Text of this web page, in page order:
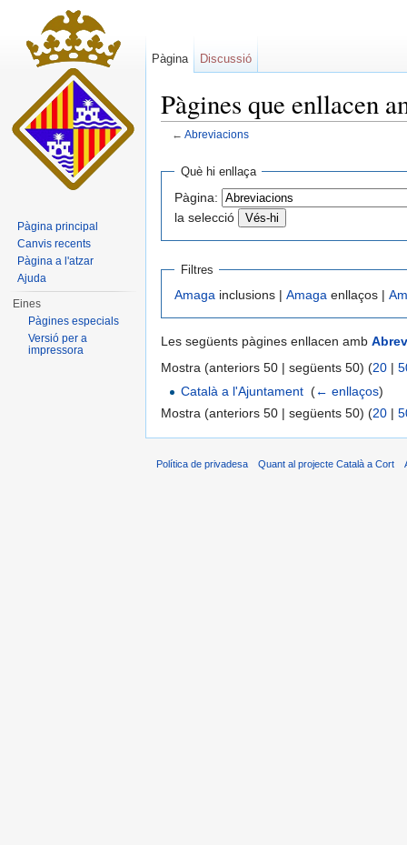
Pàgines que enllacen
← Abreviacions
Què hi enllaça
Pàgina:
la selecció
Filtres
Amaga inclusions | Amaga enllaços |
Les següents pàgines enllacen amb
Mostra (anteriors 50 | següents 50) (20 |
Català a l'Ajuntament (← enllaços)
Mostra (anteriors 50 | següents 50) (20 |
Pàgina Discussió
Pàgina principal
Canvis recents
Pàgina a l'atzar
Ajuda
Eines
Pàgines especials
Versió per a
impressora
Política de privadesa Quant al projecte Català a Cort